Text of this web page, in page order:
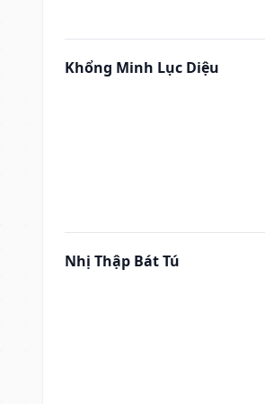
Khổng Minh Lục Diệu
Nhị Thập Bát Tú